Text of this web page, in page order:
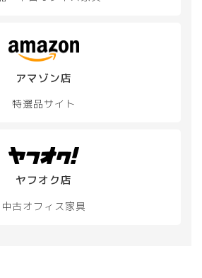
アマゾン店
特選品サイト
ヤフオク店
中古オフィス家具